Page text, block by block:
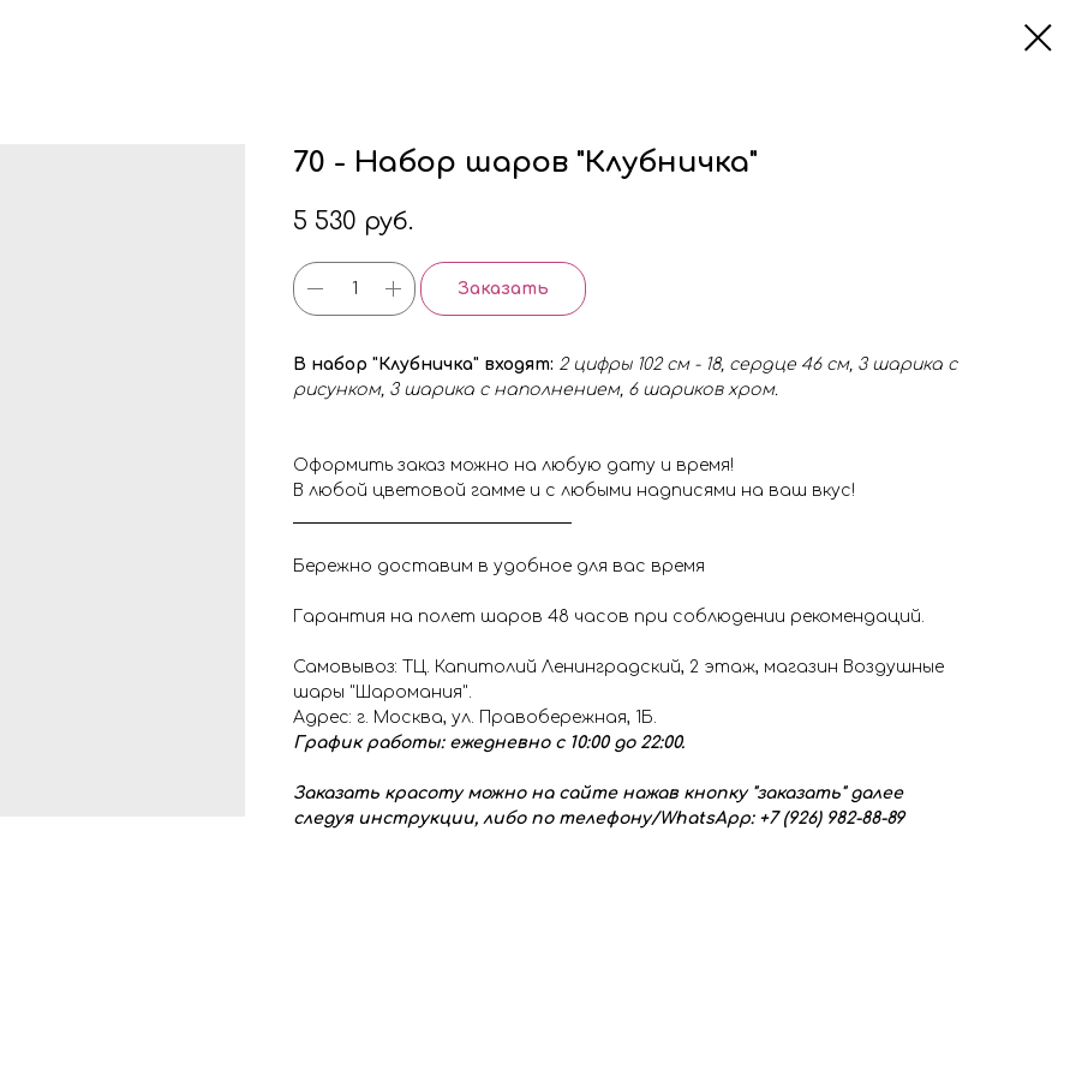
70 - Набор шаров "Клубничка"
5 530 руб.
Заказать
В набор "Клубничка" входят: 2 цифры 102 см - 18, сердце 46 см, 3 шарика с
рисунком, 3 шарика с наполнением, 6 шариков хром.
Оформить заказ можно на любую дату и время!
В любой цветовой гамме и с любыми надписями на ваш вкус!
Бережно доставим в удобное для вас время
Гарантия на полет шаров 48 часов при соблюдении рекомендаций.
Самовывоз: ТЦ. Капитолий Ленинградский, 2 этаж, магазин Воздушные
шары "Шаромания".
Адрес: г. Москва, ул. Правобережная, 1Б.
График работы: ежедневно с 10:00 до 22:00.
Заказать красоту можно на сайте нажав кнопку "заказать" далее
следуя инструкции, либо по телефону/WhatsApp: +7 (926) 982-88-89